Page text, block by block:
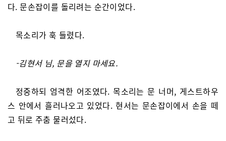
다. 문손잡이를 돌리려는 순간이었다.
목소리가 훅 들렸다.
-김현서 님, 문을 열지 마세요.
정중하되 엄격한 어조였다. 목소리는 문 너머, 게스트하우
스 안에서 흘러나오고 있었다. 현서는 문손잡이에서 손을 떼
고 뒤로 주춤 물러섰다.